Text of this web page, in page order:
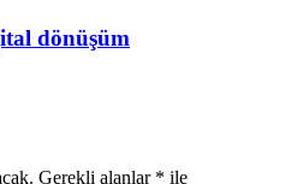
dönüşüm
Gerekli alanlar * ile